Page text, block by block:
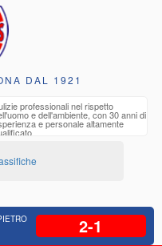
DAL 1921
professionali nel rispetto
e dell'ambiente, con 30 anni di
e personale altamente
2-1